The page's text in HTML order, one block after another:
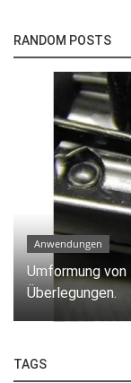
RANDOM POSTS
Anwendungen
Bügellötung
TAGS